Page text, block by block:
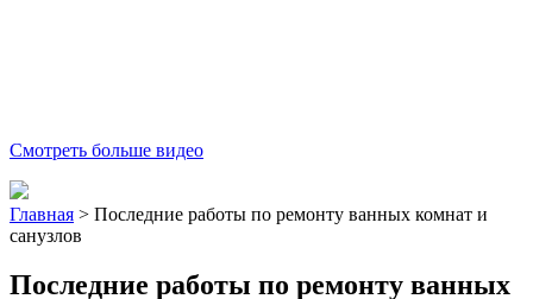
Смотреть больше видео
Главная > Последние работы по ремонту ванных комнат и
санузлов
Последние работы по ремонту ванных